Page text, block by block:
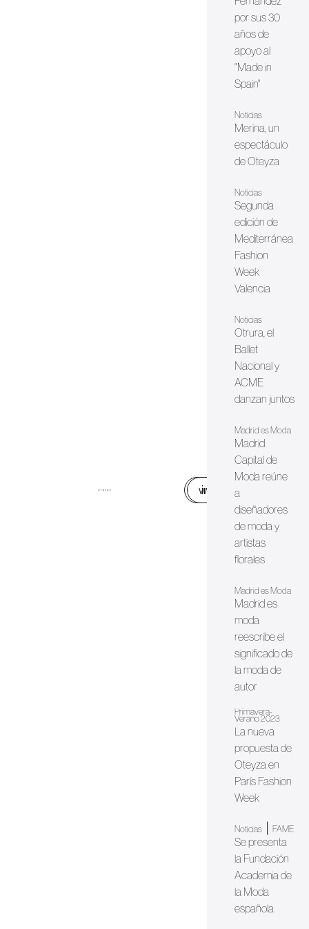
web
instagram
por sus 30
años de
apoyo al
"Made in
Spain"
Noticias
Merina, un
espectáculo
de Oteyza
Noticias
Segunda
edición de
Mediterránea
Fashion
Week
Valencia
Noticias
Otrura, el
Ballet
Nacional y
ACME
danzan juntos
Madrid es Moda
Madrid
Capital de
Moda reúne
a
diseñadores
de moda y
artistas
florales
Madrid es Moda
Madrid es
moda
reescribe el
significado de
la moda de
autor
Primavera-
Verano 2023
La nueva
propuesta de
Oteyza en
París Fashion
Week
Noticias |FAME
Se presenta
la Fundación
Academia de
la Moda
española